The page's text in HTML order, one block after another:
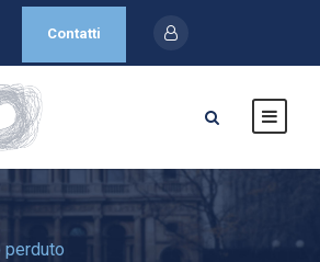
Contatti
perduto